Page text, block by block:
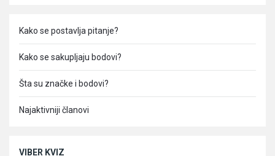
Kako se postavlja pitanje?
Kako se sakupljaju bodovi?
Šta su značke i bodovi?
Najaktivniji članovi
VIBER KVIZ